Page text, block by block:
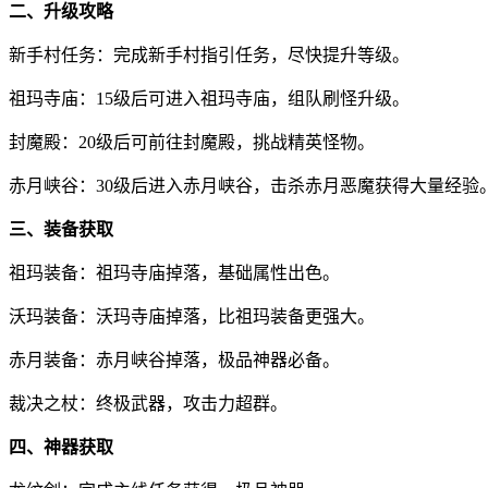
二、升级攻略
新手村任务：完成新手村指引任务，尽快提升等级。
祖玛寺庙：15级后可进入祖玛寺庙，组队刷怪升级。
封魔殿：20级后可前往封魔殿，挑战精英怪物。
赤月峡谷：30级后进入赤月峡谷，击杀赤月恶魔获得大量经验
三、装备获取
祖玛装备：祖玛寺庙掉落，基础属性出色。
沃玛装备：沃玛寺庙掉落，比祖玛装备更强大。
赤月装备：赤月峡谷掉落，极品神器必备。
裁决之杖：终极武器，攻击力超群。
四、神器获取